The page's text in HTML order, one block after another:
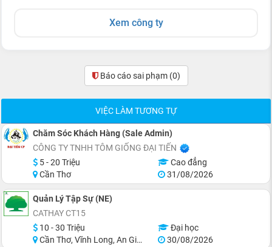
Xem công ty
Báo cáo sai phạm (0)
VIỆC LÀM TƯƠNG TỰ
Chăm Sóc Khách Hàng (Sale Admin)
CÔNG TY TNHH TÔM GIỐNG ĐẠI TIẾN
5 - 20 Triệu
Cao đẳng
Cần Thơ
31/08/2026
Quản Lý Tập Sự (NE)
CATHAY CT15
10 - 30 Triệu
Đại học
Cần Thơ, Vĩnh Long, An Giang, Hậu Giang, Hồ Chí Minh
30/08/2026